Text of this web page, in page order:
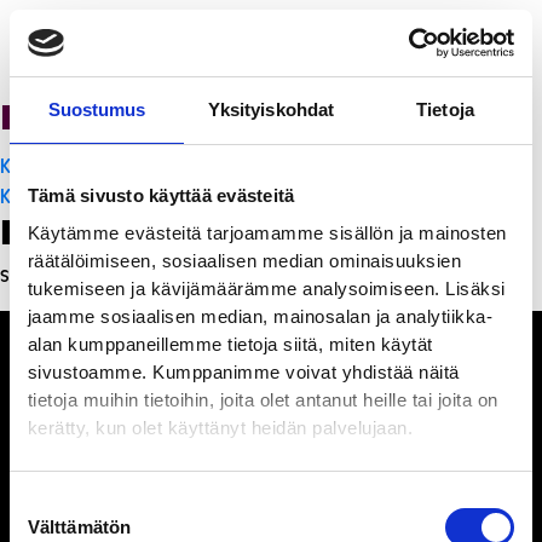
Suostumus Yksityiskohdat Tietoja
Tämä sivusto käyttää evästeitä
Käytämme evästeitä tarjoamamme sisällön ja mainosten
räätälöimiseen, sosiaalisen median ominaisuuksien
tukemiseen ja kävijämäärämme analysoimiseen. Lisäksi
jaamme sosiaalisen median, mainosalan ja analytiikka-
alan kumppaneillemme tietoja siitä, miten käytät
sivustoamme. Kumppanimme voivat yhdistää näitä
tietoja muihin tietoihin, joita olet antanut heille tai joita on
kerätty, kun olet käyttänyt heidän palvelujaan.
valinta
Välttämätön
PanchoVilla
Artikkelien
selaus
K-Citymarket Pori Puuvilla
K-Citymarket Pori Puuvilla
Leave a Reply
Sinun täytyy kirjautua sisään